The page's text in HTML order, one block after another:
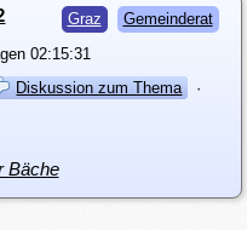
Graz Gemeinderat
02:15:31
Diskussion zum Thema
·
Bäche